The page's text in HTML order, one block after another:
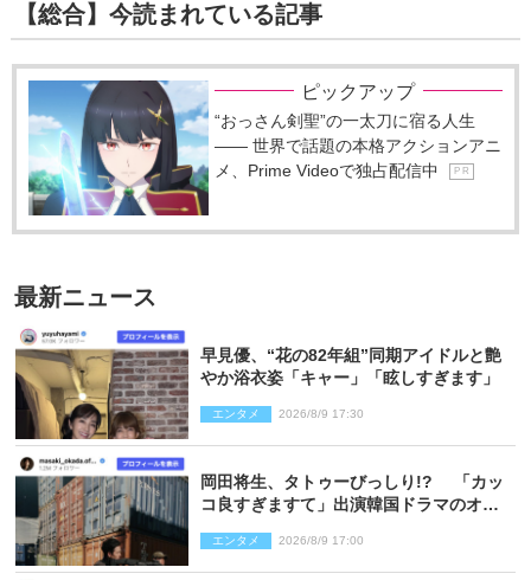
【総合】今読まれている記事
ピックアップ
“おっさん剣聖”の一太刀に宿る人生
―― 世界で話題の本格アクションアニ
メ、Prime Videoで独占配信中
P R
最新ニュース
早見優、“花の82年組”同期アイドルと艶
やか浴衣姿「キャー」「眩しすぎます」
エンタメ 2026/8/9 17:30
岡田将生、タトゥーびっしり!? 「カッ
コ良すぎますて」出演韓国ドラマのオフ
エンタメ 2026/8/9 17:00